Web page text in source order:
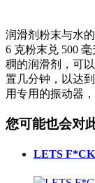
润滑剂粉末与水
6 克粉末兑 500
稠的润滑剂，可
置几分钟，以达
用专用的振动器
您可能也会对
LETS